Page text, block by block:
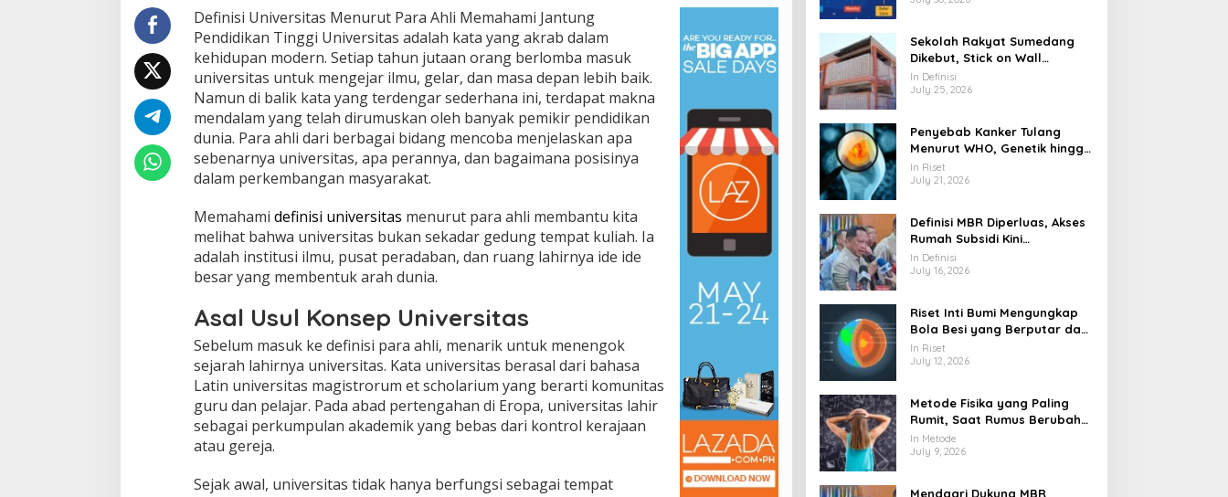
Definisi Universitas Menurut Para Ahli Memahami Jantung
Pendidikan Tinggi Universitas adalah kata yang akrab dalam
kehidupan modern. Setiap tahun jutaan orang berlomba masuk
universitas untuk mengejar ilmu, gelar, dan masa depan lebih baik.
Namun di balik kata yang terdengar sederhana ini, terdapat makna
mendalam yang telah dirumuskan oleh banyak pemikir pendidikan
dunia. Para ahli dari berbagai bidang mencoba menjelaskan apa
sebenarnya universitas, apa perannya, dan bagaimana posisinya
dalam perkembangan masyarakat.
Memahami definisi universitas menurut para ahli membantu kita
melihat bahwa universitas bukan sekadar gedung tempat kuliah. Ia
adalah institusi ilmu, pusat peradaban, dan ruang lahirnya ide ide
besar yang membentuk arah dunia.
Asal Usul Konsep Universitas
Sebelum masuk ke definisi para ahli, menarik untuk menengok
sejarah lahirnya universitas. Kata universitas berasal dari bahasa
Latin universitas magistrorum et scholarium yang berarti komunitas
guru dan pelajar. Pada abad pertengahan di Eropa, universitas lahir
sebagai perkumpulan akademik yang bebas dari kontrol kerajaan
atau gereja.
Sejak awal, universitas tidak hanya berfungsi sebagai tempat
Sekolah Rakyat Sumedang
Dikebut, Stick on Wall
Pangkas Waktu Finishing
In Definisi
July 25, 2026
Penyebab Kanker Tulang
Menurut WHO, Genetik hingga
Paparan Radiasi
In Riset
July 21, 2026
Definisi MBR Diperluas, Akses
Rumah Subsidi Kini
Menjangkau Lebih Banyak
Warga
In Definisi
July 16, 2026
Riset Inti Bumi Mengungkap
Bola Besi yang Berputar dan
Berubah Bentuk
In Riset
July 12, 2026
Metode Fisika yang Paling
Rumit, Saat Rumus Berubah
Jadi Mesin Pembaca Alam
Semesta
In Metode
July 9, 2026
Mendagri Dukung MBR